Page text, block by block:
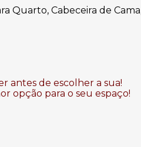
Quarto, Cabeceira de
antes de escolher a sua!
opção para o seu espaço!